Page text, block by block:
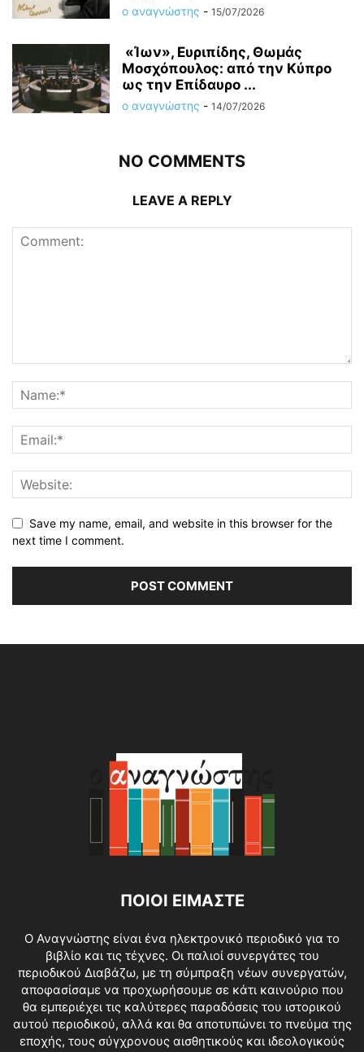
ο αναγνώστης - 15/07/2026
«Ίων», Ευριπίδης, Θωμάς
Μοσχόπουλος: από την Κύπρο
ως την Επίδαυρο ...
ο αναγνώστης - 14/07/2026
NO COMMENTS
LEAVE A REPLY
Save my name, email, and website in this browser for the
next time I comment.
ΠΟΙΟΙ ΕΙΜΑΣΤΕ
O Αναγνώστης είναι ένα ηλεκτρονικό περιοδικό για το
βιβλίο και τις τέχνες. Οι παλιοί συνεργάτες του
περιοδικού Διαβάζω, με τη σύμπραξη νέων συνεργατών,
αποφασίσαμε να προχωρήσουμε σε κάτι καινούριο που
θα εμπεριέχει τις καλύτερες παραδόσεις του ιστορικού
αυτού περιοδικού, αλλά και θα αποτυπώνει το πνεύμα της
εποχής, τους σύγχρονους αισθητικούς και ιδεολογικούς